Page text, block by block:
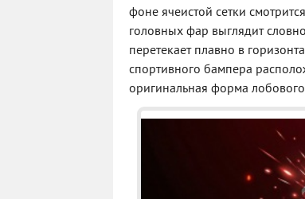
фоне ячеистой сетки
головных фар выглядит
перетекает плавно в
спортивного бампера
оригинальная форма